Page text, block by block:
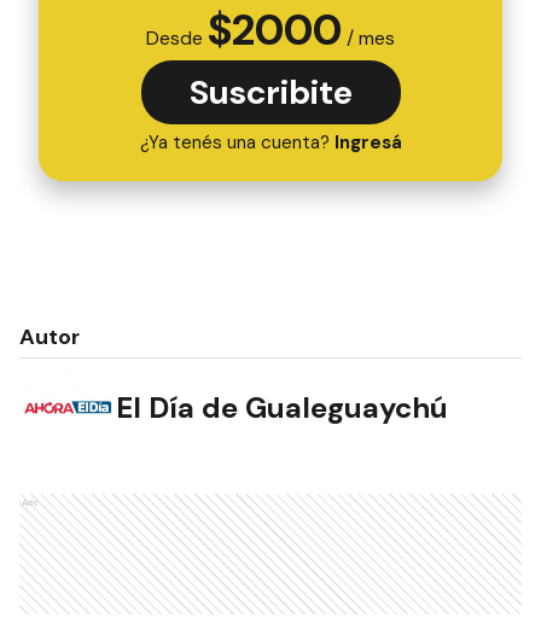
Desde $2000 / mes
Suscribite
¿Ya tenés una cuenta? Ingresá
Autor
El Día de Gualeguaychú
Ads